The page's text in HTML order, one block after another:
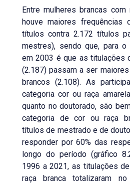
Entre mulheres brancas
houve maiores frequências
títulos contra 2.172 títulos
mestres), sendo que, para o
em 2003 é que as titulações
(2.187) passam a ser
brancos (2.108). As
categoria cor ou raça
quanto no doutorado, são
categoria de cor ou raça
títulos de mestrado e de
responder por 60% das
longo do período (gráfico
1996 a 2021, as titulações
raça branca totalizaram